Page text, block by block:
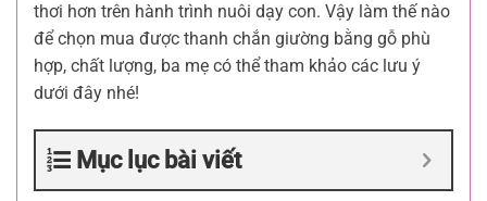
thơi hơn trên hành trình nuôi dạy con. Vậy làm thế nào
để chọn mua được thanh chắn giường bằng gỗ phù
hợp, chất lượng, ba mẹ có thể tham khảo các lưu ý
dưới đây nhé!
Mục lục bài viết